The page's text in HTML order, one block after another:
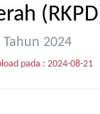
Tahun 2024
pada : 2024-08-21